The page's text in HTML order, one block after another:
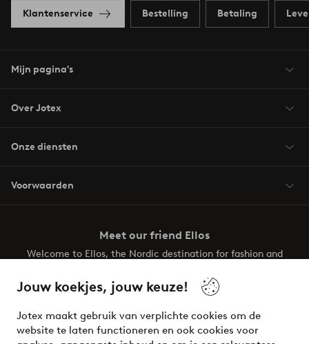
Jouw koekjes, jouw keuze!
Jotex maakt gebruik van verplichte cookies om de
website te laten functioneren en ook cookies voor
Klantenservice Bestelling Betaling
Mijn pagina's
Over Jotex
Onze diensten
Voorwaarden
Meet our friend Ellos
Welcome to Ellos, the Nordic destination for fashion and
your wardrobe. Your next inspiring look is here!